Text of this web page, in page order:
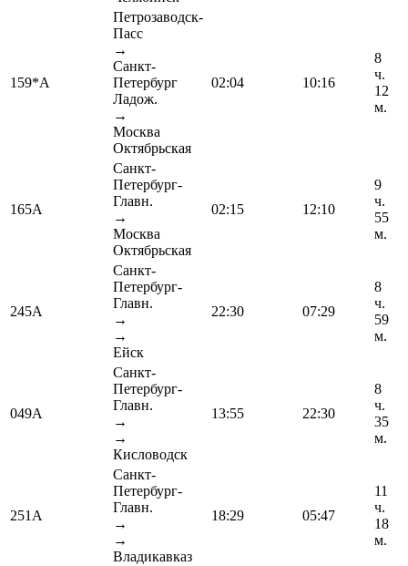
159*А
Петрозаводск-
Пасс
→
Санкт-
Петербург
Ладож.
→
Москва
Октябрьская
02:04 10:16
8
ч.
12
м.
165А
Санкт-
Петербург-
Главн.
→
Москва
Октябрьская
02:15 12:10
9
ч.
55
м.
245А
Санкт-
Петербург-
Главн.
→
→
Ейск
22:30 07:29
8
ч.
59
м.
049А
Санкт-
Петербург-
Главн.
→
→
Кисловодск
13:55 22:30
8
ч.
35
м.
251А
Санкт-
Петербург-
Главн.
→
→
Владикавказ
18:29 05:47
11
ч.
18
м.